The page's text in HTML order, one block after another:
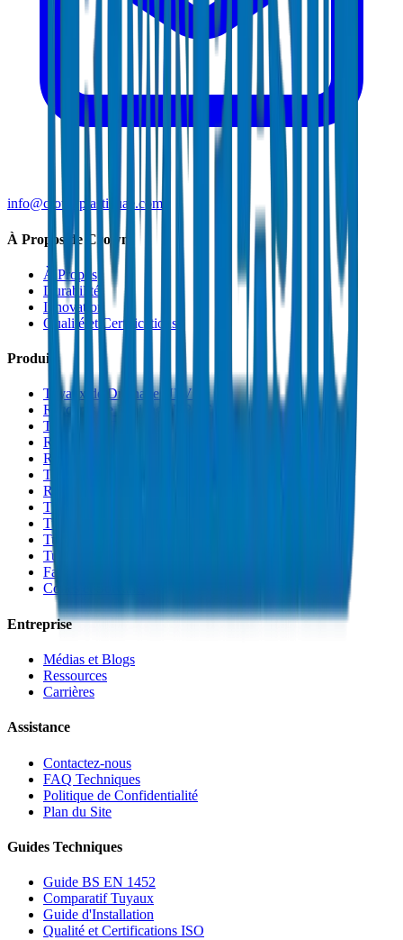
info@crownplasticuae.com
À Propos de Crown
À Propos
Durabilité
Innovation
Qualité et Certifications
Produits
Tuyaux de Drainage UPVC
Raccords de Drainage UPVC
Tuyaux PVC Haute Pression
Raccords PVC Haute Pression
Raccords PVC SCH 40
Tuyaux de Gaine PVC
Raccords de Gaine PVC
Tuyaux Conduit PVC
Tuyaux PP-R
Tuyaux HDPE
Tuyaux PEX
Fabrications et Accessoires
Colles et Solvants
Entreprise
Médias et Blogs
Ressources
Carrières
Assistance
Contactez-nous
FAQ Techniques
Politique de Confidentialité
Plan du Site
Guides Techniques
Guide BS EN 1452
Comparatif Tuyaux
Guide d'Installation
Qualité et Certifications ISO